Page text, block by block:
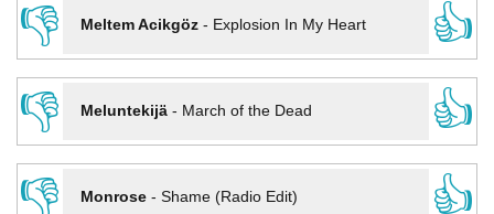
👎
Meltem Acikgöz- Explosion In My Heart
👍
👎
Meluntekijä- March of the Dead
👍
👎
Monrose- Shame (Radio Edit)
👍